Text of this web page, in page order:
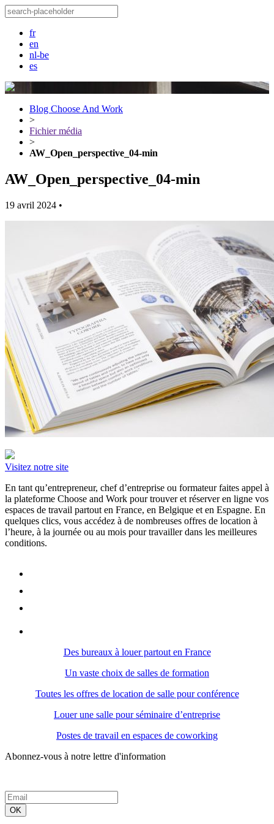
fr
en
nl-be
es
Blog Choose And Work
>
Fichier média
>
AW_Open_perspective_04-min
AW_Open_perspective_04-min
19 avril 2024 •
Visitez notre site
En tant qu’entrepreneur, chef d’entreprise ou formateur faites appel à
la plateforme Choose and Work pour trouver et réserver en ligne vos
espaces de travail partout en France, en Belgique et en Espagne. En
quelques clics, vous accédez à de nombreuses offres de location à
l’heure, à la journée ou au mois pour travailler dans les meilleures
conditions.
Des bureaux à louer partout en France
Un vaste choix de salles de formation
Toutes les offres de location de salle pour conférence
Louer une salle pour séminaire d’entreprise
Postes de travail en espaces de coworking
Abonnez-vous à notre lettre d'information
OK